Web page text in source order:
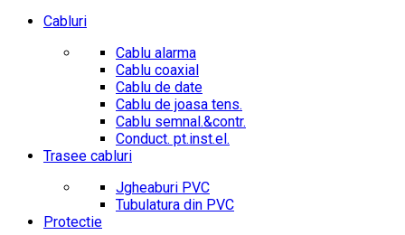
Cabluri
Cablu alarma
Cablu coaxial
Cablu de date
Cablu de joasa tens.
Cablu semnal.&contr.
Conduct. pt.inst.el.
Trasee cabluri
Jgheaburi PVC
Tubulatura din PVC
Protectie